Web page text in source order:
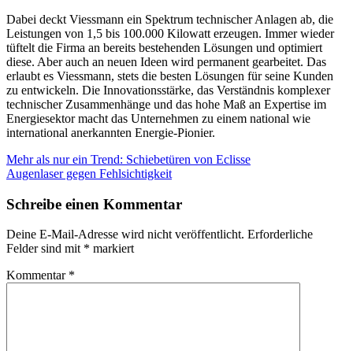
Dabei deckt Viessmann ein Spektrum technischer Anlagen ab, die
Leistungen von 1,5 bis 100.000 Kilowatt erzeugen. Immer wieder
tüftelt die Firma an bereits bestehenden Lösungen und optimiert
diese. Aber auch an neuen Ideen wird permanent gearbeitet. Das
erlaubt es Viessmann, stets die besten Lösungen für seine Kunden
zu entwickeln. Die Innovationsstärke, das Verständnis komplexer
technischer Zusammenhänge und das hohe Maß an Expertise im
Energiesektor macht das Unternehmen zu einem national wie
international anerkannten Energie-Pionier.
Beitragsnavigation
Mehr als nur ein Trend: Schiebetüren von Eclisse
Augenlaser gegen Fehlsichtigkeit
Schreibe einen Kommentar
Deine E-Mail-Adresse wird nicht veröffentlicht. Erforderliche
Felder sind mit * markiert
Kommentar *